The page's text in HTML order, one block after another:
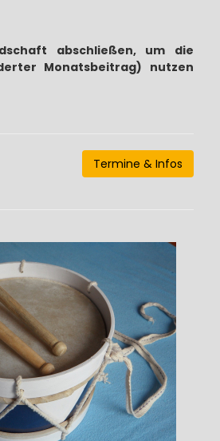
abschließen, um die
Monatsbeitrag) nutzen
Termine & Infos